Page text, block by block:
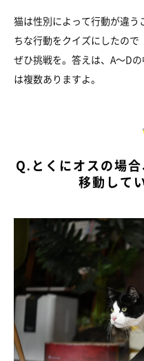
猫は性別によって行動が違
ちな行動をクイズにしたので
ぜひ挑戦を。答えは、A～D
は複数ありますよ。
Q.とくにオスの場
移動して